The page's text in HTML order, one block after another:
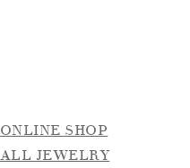
ONLINE SHOP
ALL JEWELRY